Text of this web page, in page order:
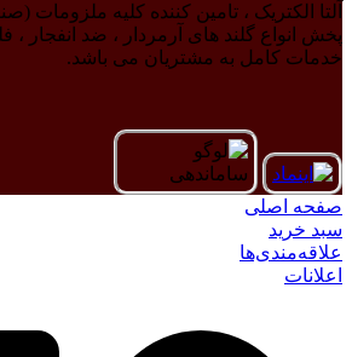
آلتا الکتریک ، تامین کننده کلیه ملزومات
پخش انواع گلند های آرمردار ، ضد انفجار ،
خدمات کامل به مشتریان می باشد.
صفحه اصلی
سبد خرید
علاقه‌مندی‌ها
اعلانات